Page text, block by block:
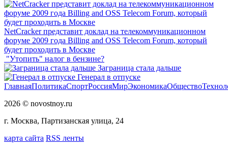
NetCracker представит доклад на телекоммуникационном
форуме 2009 года Billing and OSS Telecom Forum, который
будет проходить в Москве
"Утопить" налог в бензине?
Заграница стала дальше
Генерал в отпуске
ГлавнаяПолитикаСпортРоссияМирЭкономикаОбщество
2026 © novostnoy.ru
г. Москва, Партизанская улица, 24
карта сайта RSS ленты